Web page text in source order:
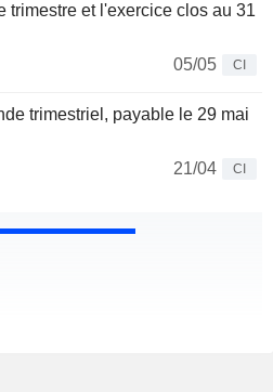
trimestre et l'exercice clos au 31
05/05
CI
trimestriel, payable le 29 mai
21/04
CI